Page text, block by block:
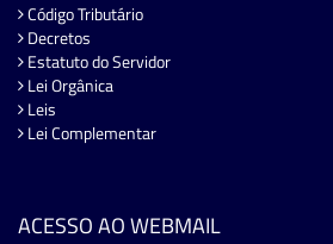
Código Tributário
Decretos
Estatuto do Servidor
Lei Orgânica
Leis
Lei Complementar
ACESSO AO WEBMAIL